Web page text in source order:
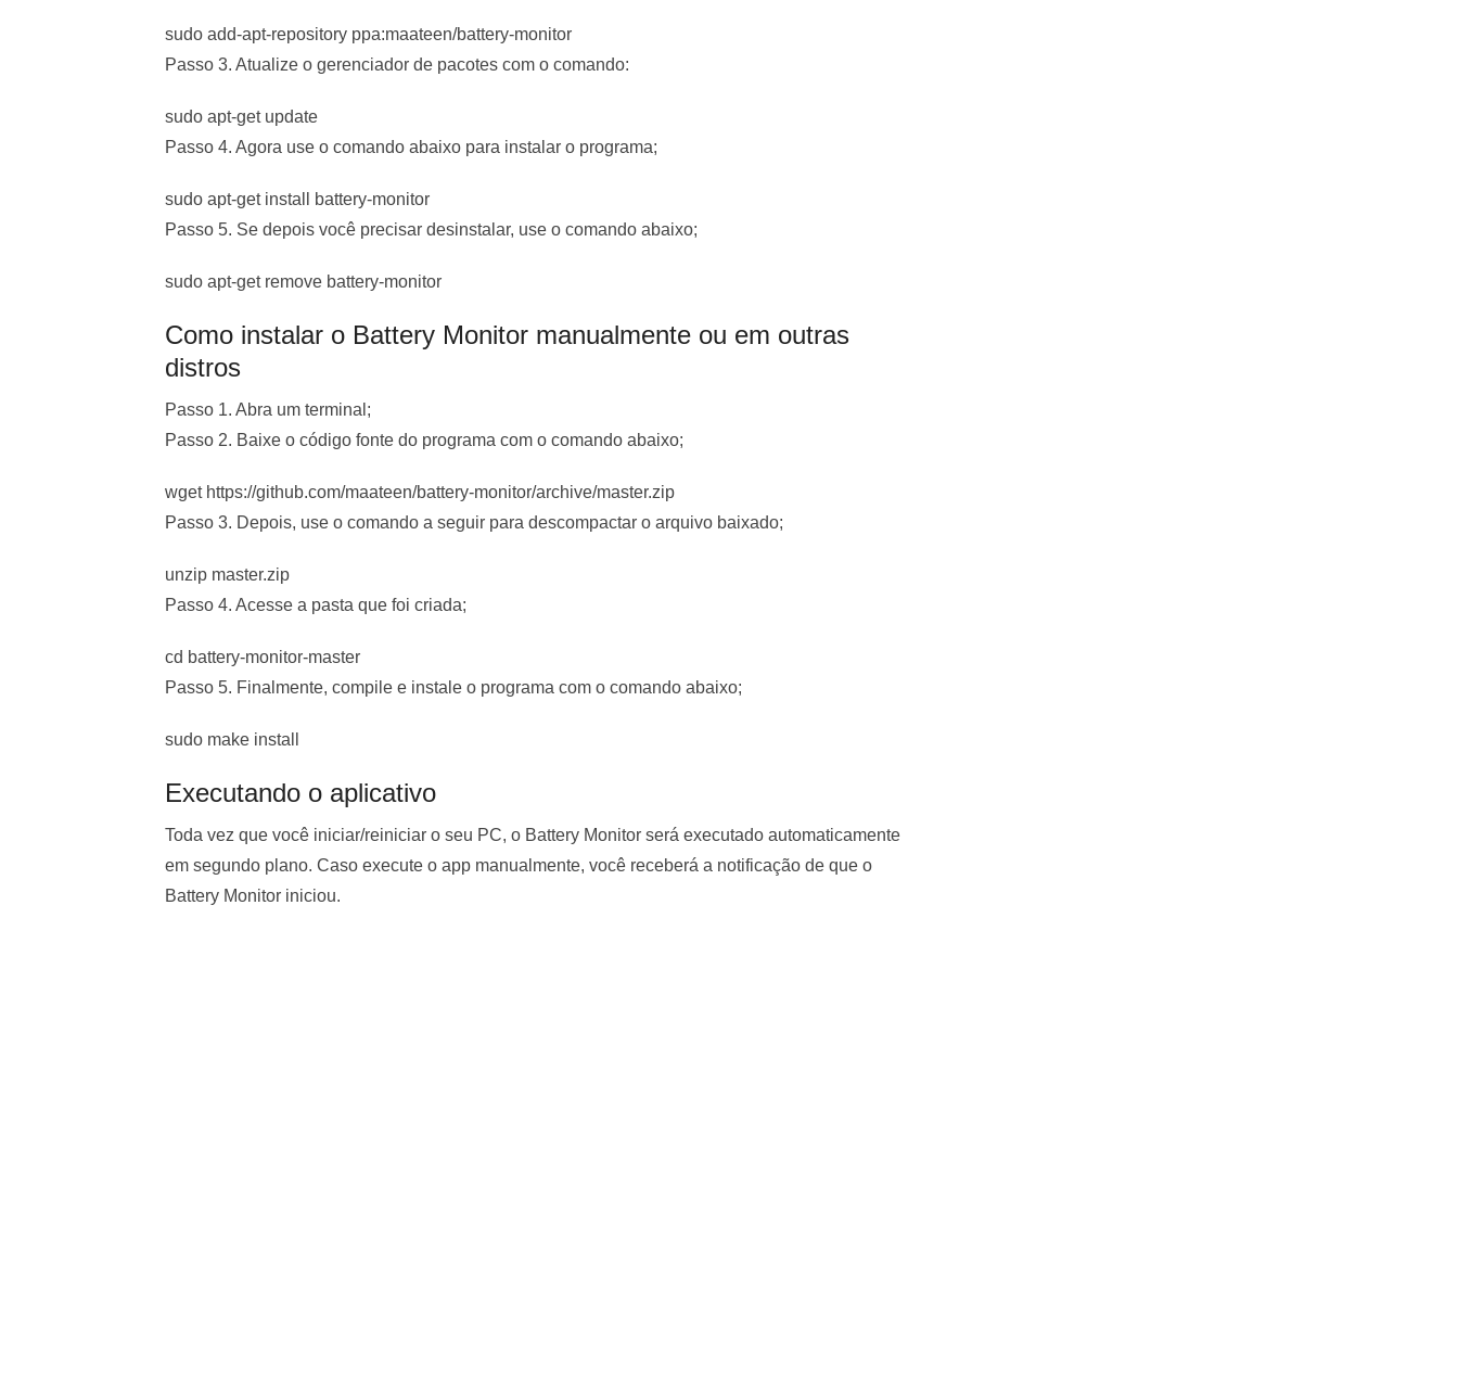
sudo add-apt-repository ppa:maateen/battery-monitor
Passo 3. Atualize o gerenciador de pacotes com o comando:
sudo apt-get update
Passo 4. Agora use o comando abaixo para instalar o programa;
sudo apt-get install battery-monitor
Passo 5. Se depois você precisar desinstalar, use o comando abaixo;
sudo apt-get remove battery-monitor
Como instalar o Battery Monitor manualmente ou em outras
distros
Passo 1. Abra um terminal;
Passo 2. Baixe o código fonte do programa com o comando abaixo;
wget https://github.com/maateen/battery-monitor/archive/master.zip
Passo 3. Depois, use o comando a seguir para descompactar o arquivo baixado;
unzip master.zip
Passo 4. Acesse a pasta que foi criada;
cd battery-monitor-master
Passo 5. Finalmente, compile e instale o programa com o comando abaixo;
sudo make install
Executando o aplicativo
Toda vez que você iniciar/reiniciar o seu PC, o Battery Monitor será executado automaticamente
em segundo plano. Caso execute o app manualmente, você receberá a notificação de que o
Battery Monitor iniciou.